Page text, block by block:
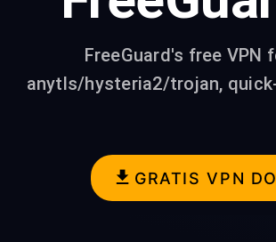
FreeGuard's free VPN
anytls/hysteria2/trojan,
GRATIS VPN